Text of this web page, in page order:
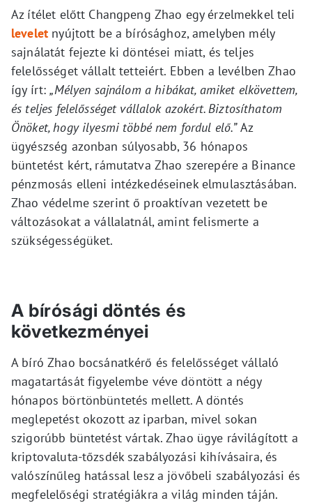
Az ítélet előtt Changpeng Zhao egy érzelmekkel teli
levelet nyújtott be a bírósághoz, amelyben mély
sajnálatát fejezte ki döntései miatt, és teljes
felelősséget vállalt tetteiért. Ebben a levélben Zhao
így írt:„Mélyen sajnálom a hibákat, amiket elkövettem,
és teljes felelősséget vállalok azokért. Biztosíthatom
Önöket, hogy ilyesmi többé nem fordul elő.”Az
ügyészség azonban súlyosabb, 36 hónapos
büntetést kért, rámutatva Zhao szerepére a Binance
pénzmosás elleni intézkedéseinek elmulasztásában.
Zhao védelme szerint ő proaktívan vezetett be
változásokat a vállalatnál, amint felismerte a
szükségességüket.
A bírósági döntés és
következményei
A bíró Zhao bocsánatkérő és felelősséget vállaló
magatartását figyelembe véve döntött a négy
hónapos börtönbüntetés mellett. A döntés
meglepetést okozott az iparban, mivel sokan
szigorúbb büntetést vártak. Zhao ügye rávilágított a
kriptovaluta-tőzsdék szabályozási kihívásaira, és
valószínűleg hatással lesz a jövőbeli szabályozási és
megfelelőségi stratégiákra a világ minden táján.